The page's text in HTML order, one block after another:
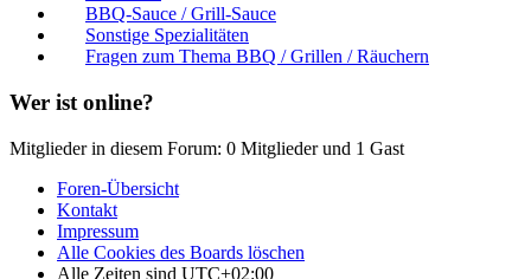
BBQ-Sauce / Grill-Sauce
Sonstige Spezialitäten
Fragen zum Thema BBQ / Grillen / Räuchern
Wer ist online?
Mitglieder in diesem Forum: 0 Mitglieder und 1 Gast
Foren-Übersicht
Kontakt
Impressum
Alle Cookies des Boards löschen
Alle Zeiten sind UTC+02:00